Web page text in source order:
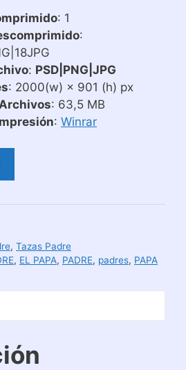
: 1
:
: PSD|PNG|JPG
: 2000(w) × 901 (h) px
: 63,5 MB
: Winrar
, Tazas Padre
, EL PAPA, PADRE, padres, PAPA